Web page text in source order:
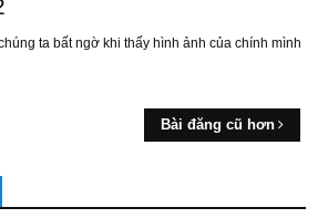
ta bất ngờ khi thấy hình ảnh của chính mình
Bài đăng cũ hơn